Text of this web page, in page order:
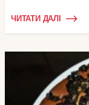
ЧИТАТИ ДАЛІ